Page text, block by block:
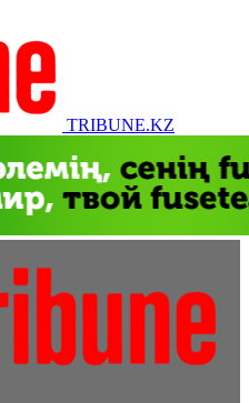
TRIBUNE.KZ